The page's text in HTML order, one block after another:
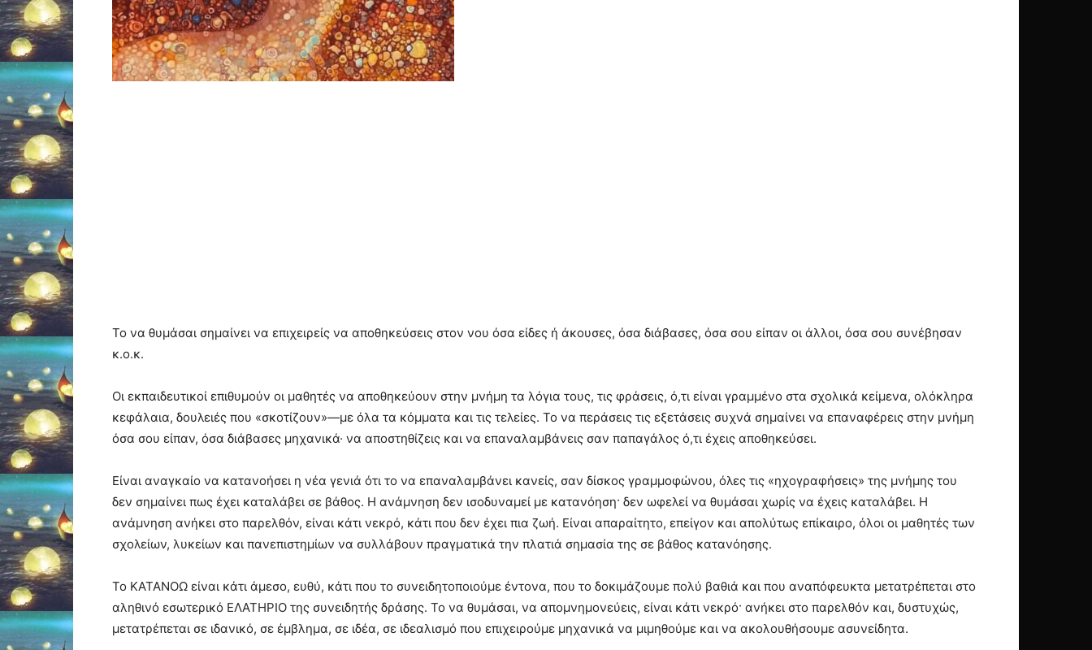
Το να θυμάσαι σημαίνει να επιχειρείς να αποθηκεύσεις στον νου όσα είδες ή άκουσες, όσα διάβασες, όσα σου είπαν οι άλλοι, όσα σου συνέβησαν
κ.ο.κ.
Οι εκπαιδευτικοί επιθυμούν οι μαθητές να αποθηκεύουν στην μνήμη τα λόγια τους, τις φράσεις, ό,τι είναι γραμμένο στα σχολικά κείμενα, ολόκληρα
κεφάλαια, δουλειές που «σκοτίζουν»—με όλα τα κόμματα και τις τελείες. Το να περάσεις τις εξετάσεις συχνά σημαίνει να επαναφέρεις στην μνήμη
όσα σου είπαν, όσα διάβασες μηχανικά· να αποστηθίζεις και να επαναλαμβάνεις σαν παπαγάλος ό,τι έχεις αποθηκεύσει.
Είναι αναγκαίο να κατανοήσει η νέα γενιά ότι το να επαναλαμβάνει κανείς, σαν δίσκος γραμμοφώνου, όλες τις «ηχογραφήσεις» της μνήμης του
δεν σημαίνει πως έχει καταλάβει σε βάθος. Η ανάμνηση δεν ισοδυναμεί με κατανόηση· δεν ωφελεί να θυμάσαι χωρίς να έχεις καταλάβει. Η
ανάμνηση ανήκει στο παρελθόν, είναι κάτι νεκρό, κάτι που δεν έχει πια ζωή. Είναι απαραίτητο, επείγον και απολύτως επίκαιρο, όλοι οι μαθητές των
σχολείων, λυκείων και πανεπιστημίων να συλλάβουν πραγματικά την πλατιά σημασία της σε βάθος κατανόησης.
Το ΚΑΤΑΝΟΩ είναι κάτι άμεσο, ευθύ, κάτι που το συνειδητοποιούμε έντονα, που το δοκιμάζουμε πολύ βαθιά και που αναπόφευκτα μετατρέπεται στο
αληθινό εσωτερικό ΕΛΑΤΗΡΙΟ της συνειδητής δράσης. Το να θυμάσαι, να απομνημονεύεις, είναι κάτι νεκρό· ανήκει στο παρελθόν και, δυστυχώς,
μετατρέπεται σε ιδανικό, σε έμβλημα, σε ιδέα, σε ιδεαλισμό που επιχειρούμε μηχανικά να μιμηθούμε και να ακολουθήσουμε ασυνείδητα.